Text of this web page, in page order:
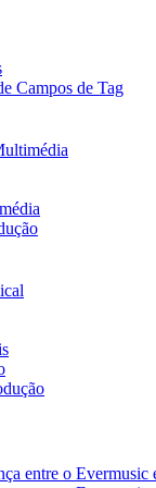
Campos de Tag
entre o Evermusic